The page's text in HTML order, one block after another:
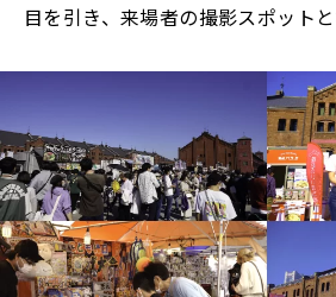
目を引き、来場者の撮影スポットと